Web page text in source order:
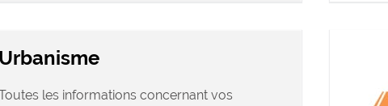
Urbanisme
les informations concernant vos